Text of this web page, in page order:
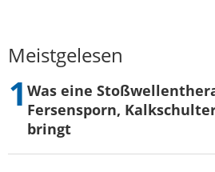
Meistgelesen
Was eine
Fersensporn,
bringt